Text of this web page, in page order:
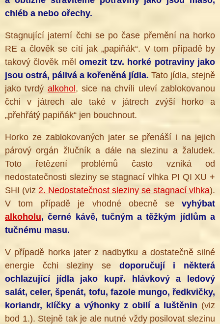
chléb a nebo ořechy.
Stagnující jaterní čchi se po čase přemění na horko
RE a člověk se cítí jak „papiňák“. V tom případě by
takový člověk měl omezit tzv. horké potraviny jako
jsou ostrá, pálivá a kořeněná jídla. Tato jídla, stejně
jako tvrdý alkohol, sice na chvíli uleví zablokovanou
čchi v játrech ale také v játrech zvýší horko a
„přehřátý papiňák“ jen bouchnout.
Horko ze zablokovaných jater se přenáší i na jejich
párový orgán žlučník a dále na slezinu a žaludek.
Toto řetězení problémů často vzniká od
nedostatečnosti sleziny se stagnací vlhka PI QI XU +
SHI (viz 2. Nedostatečnost sleziny se stagnací vlhka).
V tom případě je vhodné obecně se vyhýbat
alkoholu, černé kávě, tučným a těžkým jídlům a
tučnému masu.
V případě horka jater z nadbytku a dostatečně silné
energie čchi sleziny se doporučují i některá
ochlazující jídla jako kupř. hlávkový a ledový
salát, celer, špenát, tofu, fazole mungo, ředkvičky,
koriandr, klíčky a výhonky z obilí a luštěnin (viz
bod 1.). Stejně tak je ale nutné vždy posilovat slezinu